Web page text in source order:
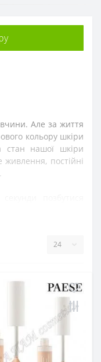
Але за життя
кольору шкіри
стан нашої шкіри
живлення, постійні
очима, а також
для обличчя?На
стають
магазиніПАГА
та парфумерію
замовлення
помістити товар